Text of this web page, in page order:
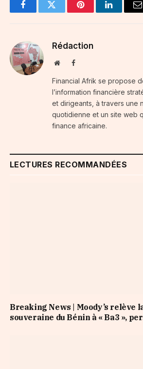
FacebookTwitter PinterestLinkedIn
Rédaction
WebsiteFacebook
Financial Afrik se propose
l’information financière
et dirigeants, à travers une
quotidienne et un site web
finance africaine.
LECTURES RECOMMANDÉES
Breaking News | Moody’s relève
souveraine du Bénin à « Ba3 »,